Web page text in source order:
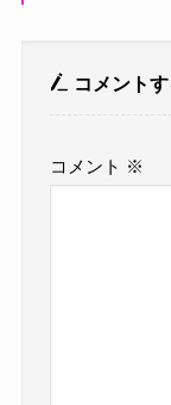
コメント
コメント ※